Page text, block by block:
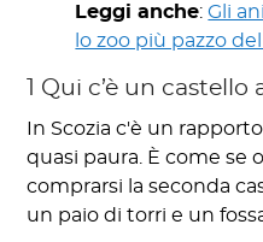
Leggi anche:Gli
lo zoo più pazzo
1 Qui c’è un
In Scozia c'è un
quasi paura. È come se
comprarsi la seconda
un paio di torri e un